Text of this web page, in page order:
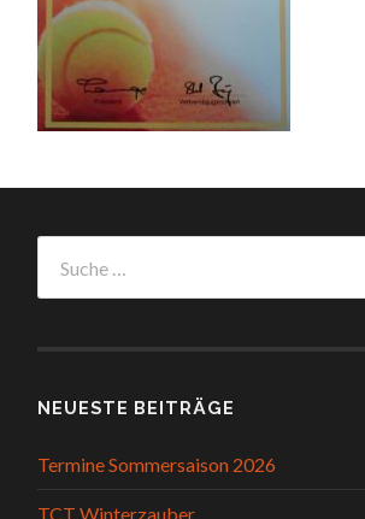
NEUESTE BEITRÄGE
Termine Sommersaison 2026
TCT Winterzauber